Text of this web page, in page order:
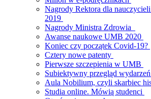
Nagrody Rektora dla
2019
Nagrody Ministra Zdrowia
Awanse naukowe UMB 2020
Koniec czy początek Covid-19?
Cztery nowe patenty
Pierwsze szczepienia w UMB
Subiektywny przegląd
Aula Nobilium, czyli skarbiec
Studia online. Mówią studenci